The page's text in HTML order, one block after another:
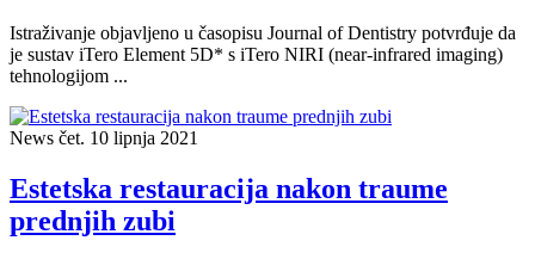
Istraživanje objavljeno u časopisu Journal of Dentistry potvrđuje da
je sustav iTero Element 5D* s iTero NIRI (near-infrared imaging)
tehnologijom ...
News čet. 10 lipnja 2021
Estetska restauracija nakon traume
prednjih zubi